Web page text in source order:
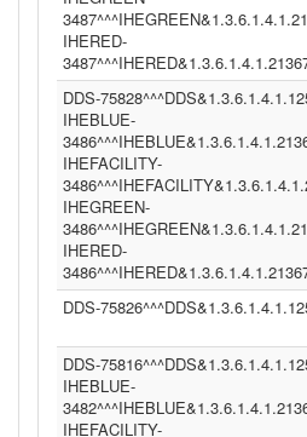
IHERED-
DDS-
IHEBLUE-
IHEFACILITY-
IHEGREEN-
IHERED-
DDS-
DDS-
IHEBLUE-
IHEFACILITY-